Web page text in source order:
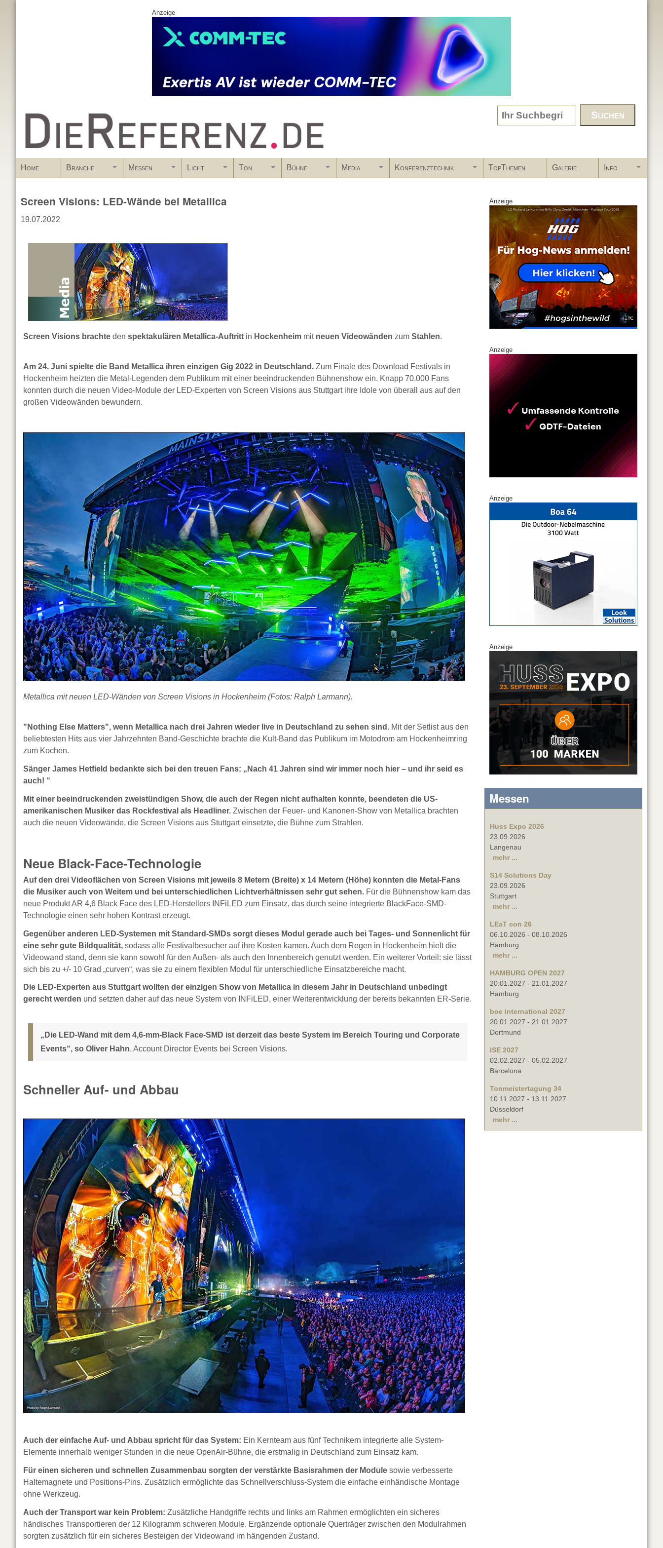
Anzeige
www.DieReferenz.de Search form
Home Branche Messen Licht Ton Bühne Media Konferenztechnik TopThemen Galerie Info
Screen Visions: LED-Wände bei Metallica
19.07.2022
Screen Visions brachte den spektakulären Metallica-Auftritt in Hockenheim mit neuen Videowänden zum Stahlen.
Am 24. Juni spielte die Band Metallica ihren einzigen Gig 2022 in Deutschland. Zum Finale des Download Festivals in
Hockenheim heizten die Metal-Legenden dem Publikum mit einer beeindruckenden Bühnenshow ein. Knapp 70.000 Fans
konnten durch die neuen Video-Module der LED-Experten von Screen Visions aus Stuttgart ihre Idole von überall aus auf den
großen Videowänden bewundern.
Metallica mit neuen LED-Wänden von Screen Visions in Hockenheim (Fotos: Ralph Larmann).
"Nothing Else Matters", wenn Metallica nach drei Jahren wieder live in Deutschland zu sehen sind. Mit der Setlist aus den
beliebtesten Hits aus vier Jahrzehnten Band-Geschichte brachte die Kult-Band das Publikum im Motodrom am Hockenheimring
zum Kochen.
Sänger James Hetfield bedankte sich bei den treuen Fans: „Nach 41 Jahren sind wir immer noch hier – und ihr seid es
auch! “
Mit einer beeindruckenden zweistündigen Show, die auch der Regen nicht aufhalten konnte, beendeten die US-
amerikanischen Musiker das Rockfestival als Headliner. Zwischen der Feuer- und Kanonen-Show von Metallica brachten
auch die neuen Videowände, die Screen Visions aus Stuttgart einsetzte, die Bühne zum Strahlen.
Neue Black-Face-Technologie
Auf den drei Videoflächen von Screen Visions mit jeweils 8 Metern (Breite) x 14 Metern (Höhe) konnten die Metal-Fans
die Musiker auch von Weitem und bei unterschiedlichen Lichtverhältnissen sehr gut sehen. Für die Bühnenshow kam das
neue Produkt AR 4,6 Black Face des LED-Herstellers INFiLED zum Einsatz, das durch seine integrierte BlackFace-SMD-
Technologie einen sehr hohen Kontrast erzeugt.
Gegenüber anderen LED-Systemen mit Standard-SMDs sorgt dieses Modul gerade auch bei Tages- und Sonnenlicht für
eine sehr gute Bildqualität, sodass alle Festivalbesucher auf ihre Kosten kamen. Auch dem Regen in Hockenheim hielt die
Videowand stand, denn sie kann sowohl für den Außen- als auch den Innenbereich genutzt werden. Ein weiterer Vorteil: sie lässt
sich bis zu +/- 10 Grad „curven“, was sie zu einem flexiblen Modul für unterschiedliche Einsatzbereiche macht.
Die LED-Experten aus Stuttgart wollten der einzigen Show von Metallica in diesem Jahr in Deutschland unbedingt
gerecht werden und setzten daher auf das neue System von INFiLED, einer Weiterentwicklung der bereits bekannten ER-Serie.
„Die LED-Wand mit dem 4,6-mm-Black Face-SMD ist derzeit das beste System im Bereich Touring und Corporate
Events“, so Oliver Hahn, Account Director Events bei Screen Visions.
Schneller Auf- und Abbau
Auch der einfache Auf- und Abbau spricht für das System: Ein Kernteam aus fünf Technikern integrierte alle System-
Elemente innerhalb weniger Stunden in die neue OpenAir-Bühne, die erstmalig in Deutschland zum Einsatz kam.
Für einen sicheren und schnellen Zusammenbau sorgten der verstärkte Basisrahmen der Module sowie verbesserte
Haltemagnete und Positions-Pins. Zusätzlich ermöglichte das Schnellverschluss-System die einfache einhändische Montage
ohne Werkzeug.
Auch der Transport war kein Problem: Zusätzliche Handgriffe rechts und links am Rahmen ermöglichten ein sicheres
händisches Transportieren der 12 Kilogramm schweren Module. Ergänzende optionale Querträger zwischen den Modulrahmen
sorgten zusätzlich für ein sicheres Besteigen der Videowand im hängenden Zustand.
Anzeige
Anzeige
Anzeige
Anzeige
Messen
Huss Expo 2026
23.09.2026
Langenau
mehr ...
S14 Solutions Day
23.09.2026
Stuttgart
mehr ...
LEaT con 26
06.10.2026 - 08.10.2026
Hamburg
mehr ...
HAMBURG OPEN 2027
20.01.2027 - 21.01.2027
Hamburg
boe international 2027
20.01.2027 - 21.01.2027
Dortmund
ISE 2027
02.02.2027 - 05.02.2027
Barcelona
Tonmeistertagung 34
10.11.2027 - 13.11.2027
Düsseldorf
mehr ...